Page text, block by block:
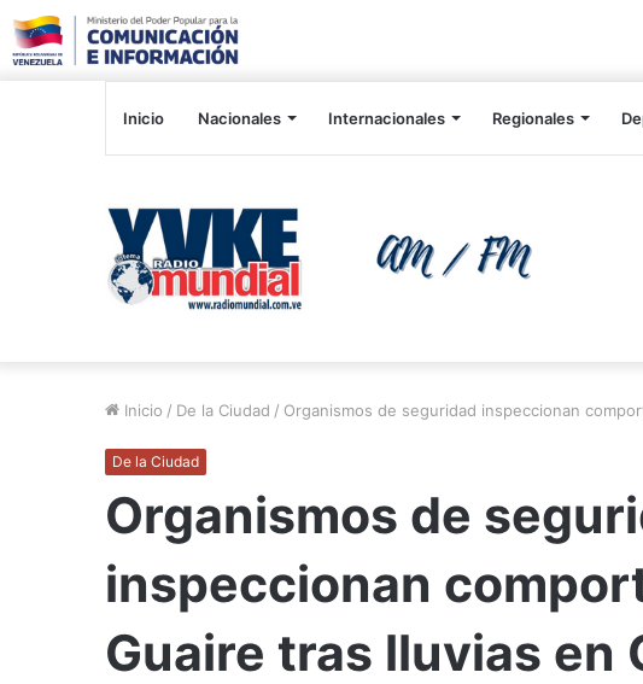
Inicio Nacionales Internacionales Regionales
Inicio / De la Ciudad / Organismos de seguridad inspeccionan
De la Ciudad
Organismos de
inspeccionan
Guaire tras lluvias en